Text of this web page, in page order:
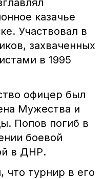
казачье
Участвовал в
захваченных
в 1995
офицер был
Мужества и
Попов погиб в
боевой
в ДНР.
что турнир в его